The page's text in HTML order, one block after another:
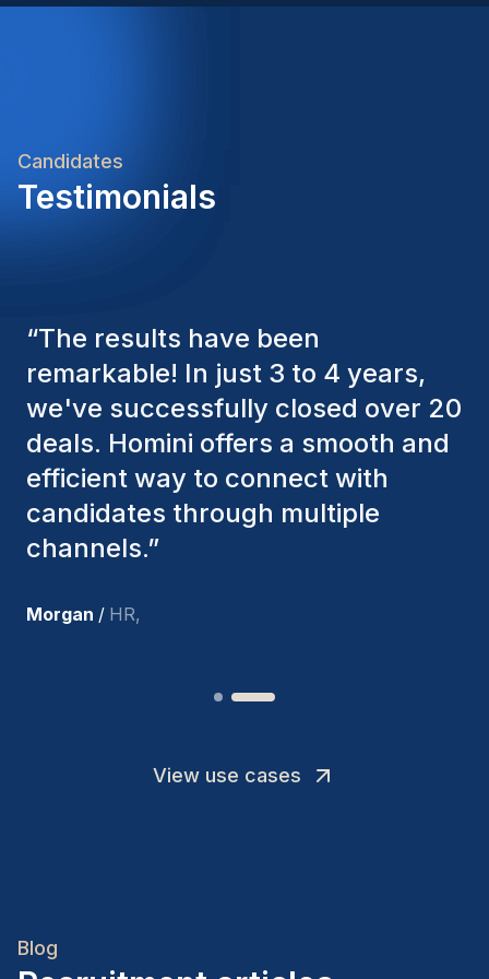
du Rôle et Indicateurs de SuccèsCe poste offre
l'opportunité de contribuer directement à des
projets d'infrastructure majeurs tout en optimisant
Candidates
Testimonials
“The Homini consultants have
consistently considered various
factors to ensure they present the
best candidates. The individuals
we've hired are still with us, and
I’m truly pleased with the new
team members.
Joakin / Deputy-AMLCO
View use cases
Blog